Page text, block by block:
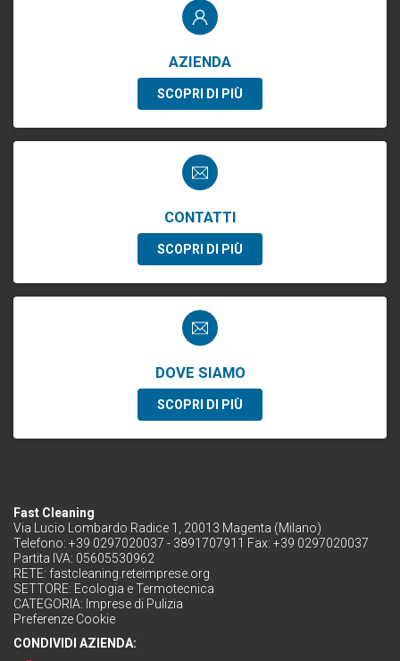
AZIENDA
SCOPRI DI PIÙ
CONTATTI
SCOPRI DI PIÙ
DOVE SIAMO
SCOPRI DI PIÙ
Fast Cleaning
Via Lucio Lombardo Radice 1, 20013 Magenta (Milano)
Telefono: +39 0297020037 - 3891707911 Fax: +39 0297020037
Partita IVA: 05605530962
RETE: fastcleaning.reteimprese.org
SETTORE: Ecologia e Termotecnica
CATEGORIA: Imprese di Pulizia
Preferenze Cookie
CONDIVIDI AZIENDA: